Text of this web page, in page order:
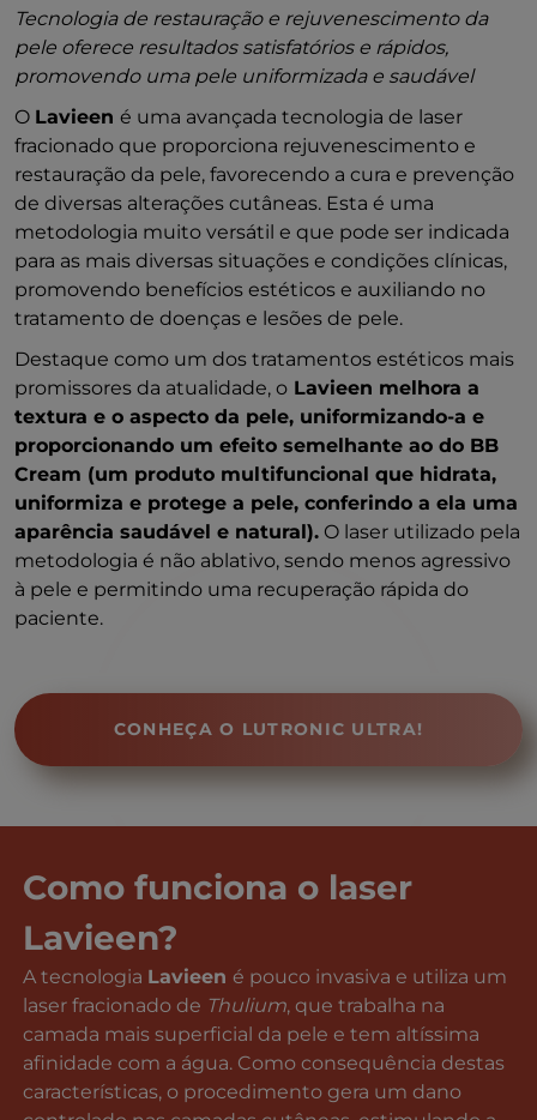
Tecnologia de restauração e rejuvenescimento da
pele oferece resultados satisfatórios e rápidos,
promovendo uma pele uniformizada e saudável
O Lavieen é uma avançada tecnologia de laser
fracionado que proporciona rejuvenescimento e
restauração da pele, favorecendo a cura e prevenção
de diversas alterações cutâneas. Esta é uma
metodologia muito versátil e que pode ser indicada
para as mais diversas situações e condições clínicas,
promovendo benefícios estéticos e auxiliando no
tratamento de doenças e lesões de pele.
Destaque como um dos tratamentos estéticos mais
promissores da atualidade, o Lavieen melhora a
textura e o aspecto da pele, uniformizando-a e
proporcionando um efeito semelhante ao do BB
Cream (um produto multifuncional que hidrata,
uniformiza e protege a pele, conferindo a ela uma
aparência saudável e natural). O laser utilizado pela
metodologia é não ablativo, sendo menos agressivo
à pele e permitindo uma recuperação rápida do
paciente.
CONHEÇA O LUTRONIC ULTRA!
Como funciona o laser
Lavieen?
A tecnologia Lavieen é pouco invasiva e utiliza um
laser fracionado de Thulium, que trabalha na
camada mais superficial da pele e tem altíssima
afinidade com a água. Como consequência destas
características, o procedimento gera um dano